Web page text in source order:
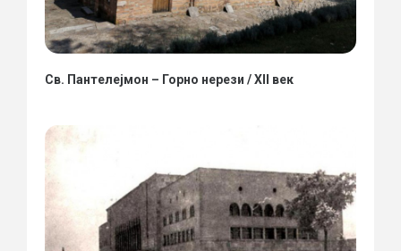
Св. Пантелејмон – Горно нерези / XII век